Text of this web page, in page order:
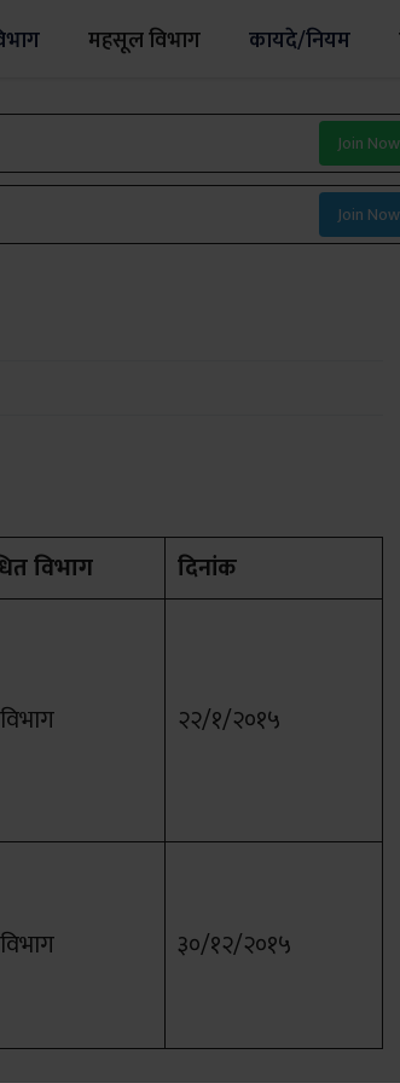
महसूल विभाग कायदे/नियम
Join Now
Join Now
विभाग दिनांक
२२/१/२०१५
३०/१२/२०१५